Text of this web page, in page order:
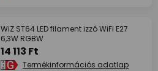
WiZ ST64 LED filament izzó WiFi E27
6,3W RGBW
14 113 Ft
Termékinformációs adatlap